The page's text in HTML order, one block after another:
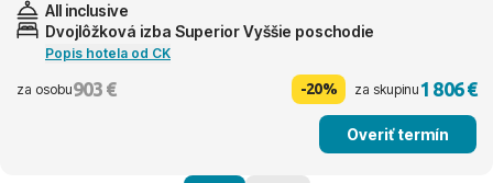
All inclusive
Dvojlôžková izba Superior Vyššie poschodie
Popis hotela od CK
za osobu903 € -20% za skupinu1 806 €
Overiť termín